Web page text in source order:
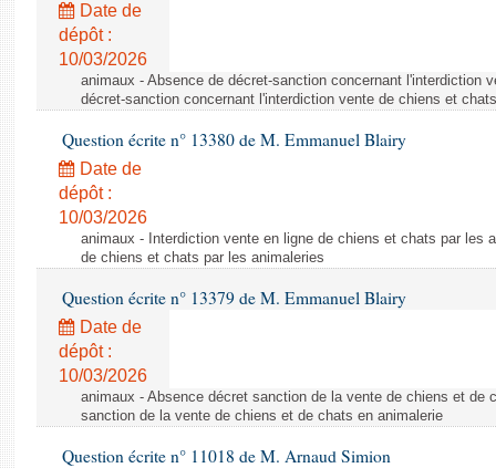
Date de
dépôt :
10/03/2026
animaux - Absence de décret-sanction concernant l'interdiction
décret-sanction concernant l'interdiction vente de chiens et chats
Question écrite n° 13380 de M. Emmanuel Blairy
Date de
dépôt :
10/03/2026
animaux - Interdiction vente en ligne de chiens et chats par les
de chiens et chats par les animaleries
Question écrite n° 13379 de M. Emmanuel Blairy
Date de
dépôt :
10/03/2026
animaux - Absence décret sanction de la vente de chiens et de
sanction de la vente de chiens et de chats en animalerie
Question écrite n° 11018 de M. Arnaud Simion